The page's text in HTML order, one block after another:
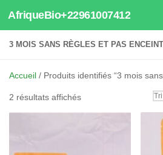
Au dessous du contenu
AfriqueBio+22961007412
3 MOIS SANS RÈGLES ET PAS
Accueil / Produits identifiés “3 mois
2 résultats affichésTrié